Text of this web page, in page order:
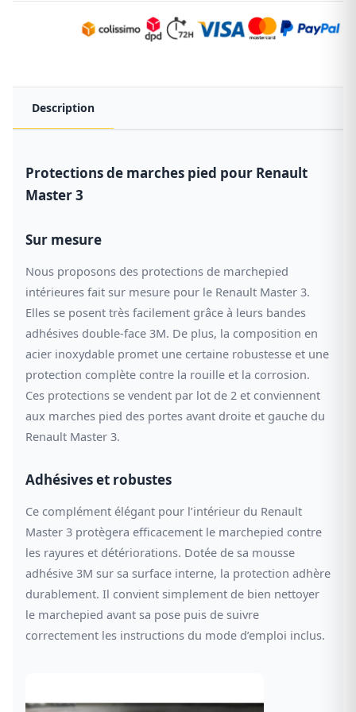
Description
Protections de marches pied pour Renault
Master 3
Sur mesure
Nous proposons des protections de marchepied
intérieures fait sur mesure pour le Renault Master 3.
Elles se posent très facilement grâce à leurs bandes
adhésives double-face 3M. De plus, la composition en
acier inoxydable promet une certaine robustesse et une
protection complète contre la rouille et la corrosion.
Ces protections se vendent par lot de 2 et conviennent
aux marches pied des portes avant droite et gauche du
Renault Master 3.
Adhésives et robustes
Ce complément élégant pour l’intérieur du Renault
Master 3 protègera efficacement le marchepied contre
les rayures et détériorations. Dotée de sa mousse
adhésive 3M sur sa surface interne, la protection adhère
durablement. Il convient simplement de bien nettoyer
le marchepied avant sa pose puis de suivre
correctement les instructions du mode d’emploi inclus.